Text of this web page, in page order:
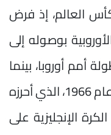
العالم، إذ فرض
بوصوله إلى
أمم أوروبا، بينما
يبقى التتويج بلقب كأس العالم عام 1966، الذي أحرزه
الإنجليزية على